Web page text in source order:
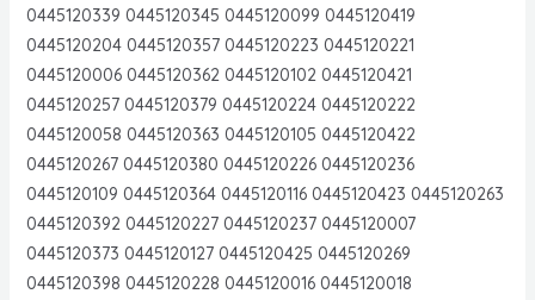
0445120339 0445120345 0445120099 0445120419
0445120204 0445120357 0445120223 0445120221
0445120006 0445120362 0445120102 0445120421
0445120257 0445120379 0445120224 0445120222
0445120058 0445120363 0445120105 0445120422
0445120267 0445120380 0445120226 0445120236
0445120109 0445120364 0445120116 0445120423 0445120263
0445120392 0445120227 0445120237 0445120007
0445120373 0445120127 0445120425 0445120269
0445120398 0445120228 0445120016 0445120018